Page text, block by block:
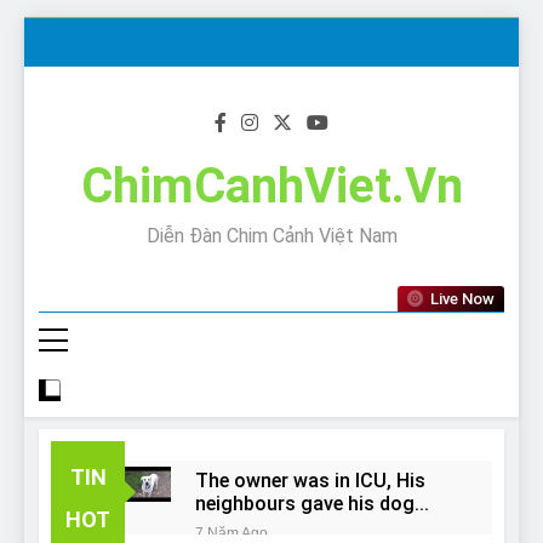
ChimCanhViet.Vn
Diễn Đàn Chim Cảnh Việt Nam
Live Now
TIN
HOT
The owner was in ICU, His
neighbours gave his dog
away!
7 Năm Ago